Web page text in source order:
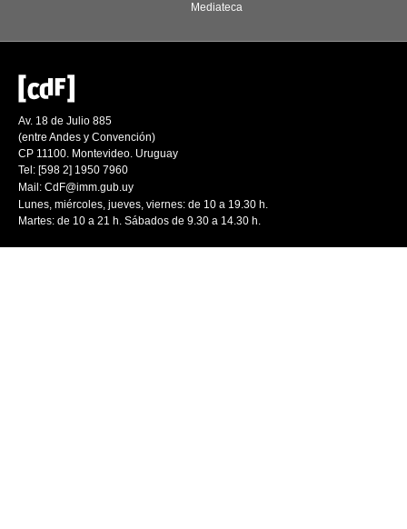
Mediateca
Av. 18 de Julio 885
(entre Andes y Convención)
CP 11100. Montevideo. Uruguay
Tel: [598 2] 1950 7960
Mail: CdF@imm.gub.uy
Lunes, miércoles, jueves, viernes: de 10 a 19.30 h.
Martes: de 10 a 21 h. Sábados de 9.30 a 14.30 h.